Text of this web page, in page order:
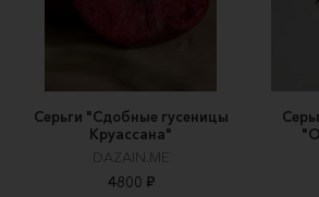
Серьги "Сдобные гусеницы
Круассана"
DAZAIN.ME
4800 ₽